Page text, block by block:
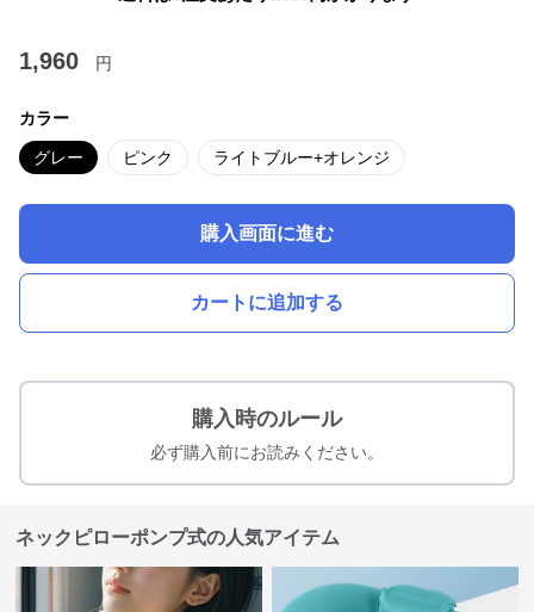
1,960 円
カラー
グレー ピンク ライトブルー+オレンジ
購入画面に進む
カートに追加する
購入時のルール
必ず購入前にお読みください。
ネックピローポンプ式の人気アイテム